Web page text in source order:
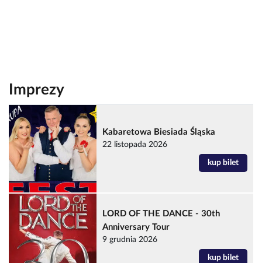
Imprezy
Kabaretowa Biesiada Śląska
22 listopada 2026
kup bilet
LORD OF THE DANCE - 30th
Anniversary Tour
9 grudnia 2026
kup bilet